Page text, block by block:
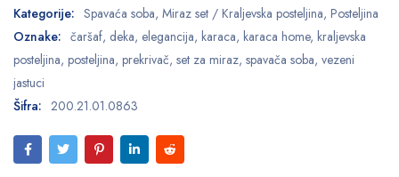
Kategorije: Spavaća soba, Miraz set / Kraljevska posteljina, Posteljina
Oznake: čaršaf, deka, elegancija, karaca, karaca home, kraljevska
posteljina, posteljina, prekrivač, set za miraz, spavača soba, vezeni
jastuci
Šifra: 200.21.01.0863